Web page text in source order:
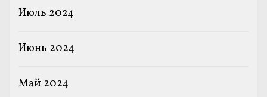
Июль 2024
Июнь 2024
Май 2024